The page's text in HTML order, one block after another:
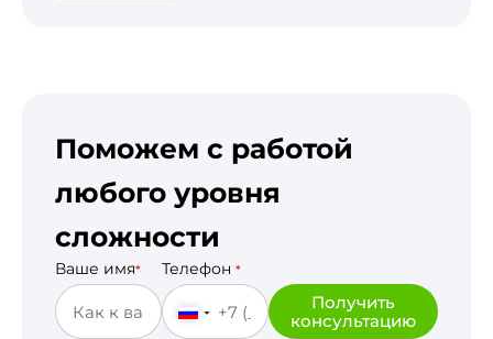
Поможем с работой
любого уровня
сложности
Ваше имя* Телефон *
Получить
консультацию